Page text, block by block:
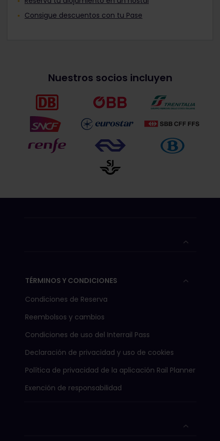
Consigue descuentos con tu Pase
Nuestros socios incluyen
TÉRMINOS Y CONDICIONES
Condiciones de Reserva
Reembolsos y cambios
Condiciones de uso del Interrail Pass
Declaración de privacidad y uso de cookies
Política de privacidad de la aplicación Rail Planner
Exención de responsabilidad